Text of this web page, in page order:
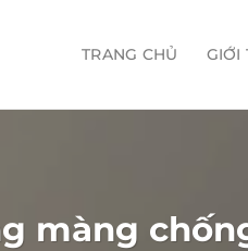
TRANG CHỦ GIỚI
màng